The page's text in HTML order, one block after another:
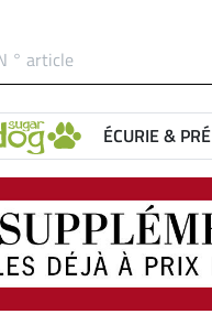
ÉCURIE & PRÉ